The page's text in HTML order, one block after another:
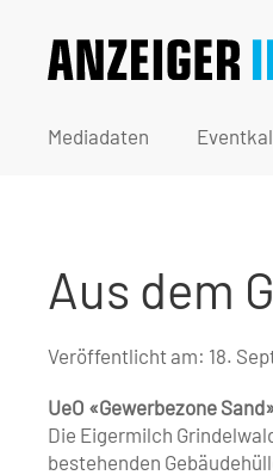
Mediadaten
Aus dem
Veröffentlicht am: 18.
UeO «Gewerbezone
Die Eigermilch
bestehenden